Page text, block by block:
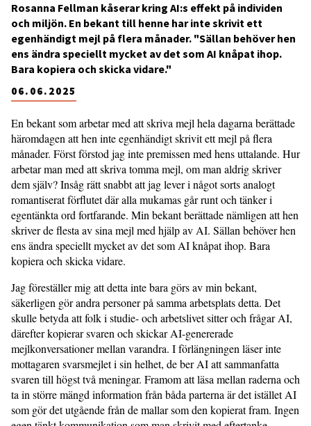
06.06.2025
Rosanna Fellman kåserar kring AI:s effekt på individen
och miljön. En bekant till henne har inte skrivit ett
egenhändigt mejl på flera månader. "Sällan behöver hen
ens ändra speciellt mycket av det som AI knåpat ihop.
Bara kopiera och skicka vidare."
En bekant som arbetar med att skriva mejl hela dagarna berättade
häromdagen att hen inte egenhändigt skrivit ett mejl på flera
månader. Först förstod jag inte premissen med hens uttalande. Hur
arbetar man med att skriva tomma mejl, om man aldrig skriver
dem själv? Insåg rätt snabbt att jag lever i något sorts analogt
romantiserat förflutet där alla mukamas går runt och tänker i
egentänkta ord fortfarande. Min bekant berättade nämligen att hen
skriver de flesta av sina mejl med hjälp av AI. Sällan behöver hen
ens ändra speciellt mycket av det som AI knåpat ihop. Bara
kopiera och skicka vidare.
Jag föreställer mig att detta inte bara görs av min bekant,
säkerligen gör andra personer på samma arbetsplats detta. Det
skulle betyda att folk i studie- och arbetslivet sitter och frågar AI,
därefter kopierar svaren och skickar AI-genererade
mejlkonversationer mellan varandra. I förlängningen läser inte
mottagaren svarsmejlet i sin helhet, de ber AI att sammanfatta
svaren till högst två meningar. Framom att läsa mellan raderna och
ta in större mängd information från båda parterna är det istället AI
som gör det utgående från de mallar som den kopierat fram. Ingen